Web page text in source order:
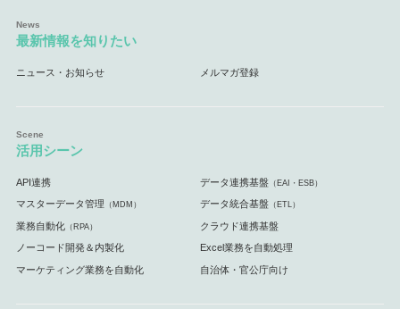
最新情報を知りたい
ニュース・お知らせ メルマガ登録
活用シーン
API連携 データ連携基盤 （EAI・ESB）
マスターデータ管理 （MDM） データ統合基盤 （ETL）
業務自動化（RPA） クラウド連携基盤
ノーコード開発＆内製化 Excel業務を自動処理
マーケティング業務を自動化 自治体・官公庁向け